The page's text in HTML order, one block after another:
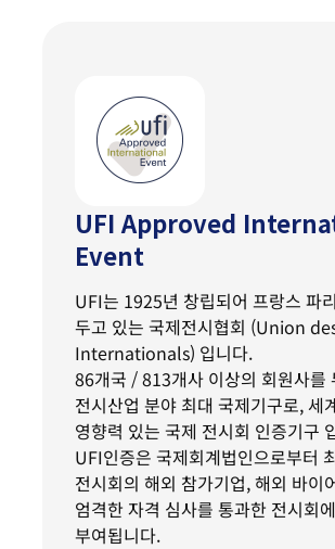
UFI Approved
Event
UFI는 1925년 창립되어 프랑스 파
두고 있는 국제전시협회 (Union
Internationals) 입니다.
86개국 / 813개사 이상의 회원사를
전시산업 분야 최대 국제기구로, 세
영향력 있는 국제 전시회 인증기구
UFI인증은 국제회계법인으로부터
전시회의 해외 참가기업, 해외 바이
엄격한 자격 심사를 통과한 전시회
부여됩니다.